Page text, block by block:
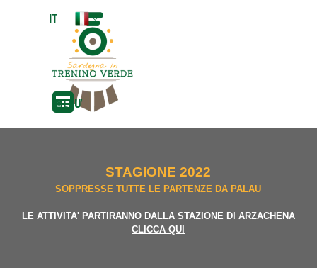
IT
MENU'
STAGIONE 2022
SOPPRESSE TUTTE LE PARTENZE DA PALAU
LE ATTIVITA' PARTIRANNO DALLA STAZIONE DI ARZACHENA
CLICCA QUI